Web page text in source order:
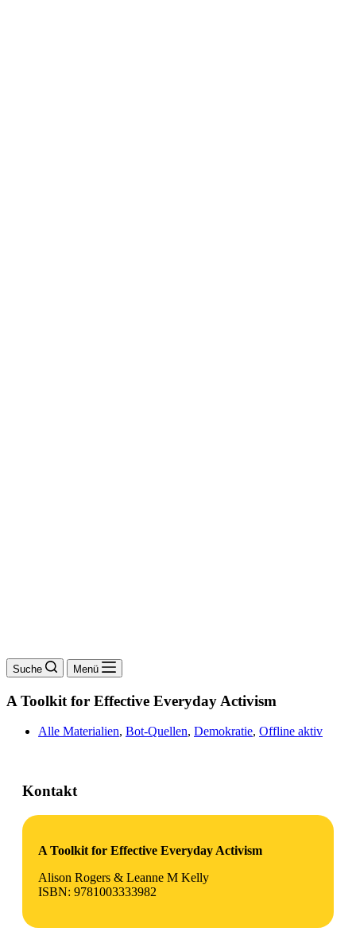
Suche Menü
A Toolkit for Effective Everyday Activism
Alle Materialien, Bot-Quellen, Demokratie, Offline aktiv
Kontakt
A Toolkit for Effective Everyday Activism
Alison Rogers & Leanne M Kelly
ISBN: 9781003333982